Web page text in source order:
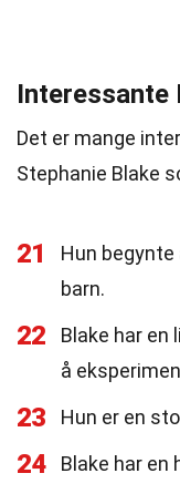
Interessante
Det er mange
Stephanie Blake
21
Hun
barn.
22
Blake har en
å
23 Hun er en
24 Blake har en